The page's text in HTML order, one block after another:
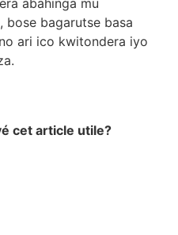
bose bagarutse basa
ari ico kwitondera iyo
cet article utile?